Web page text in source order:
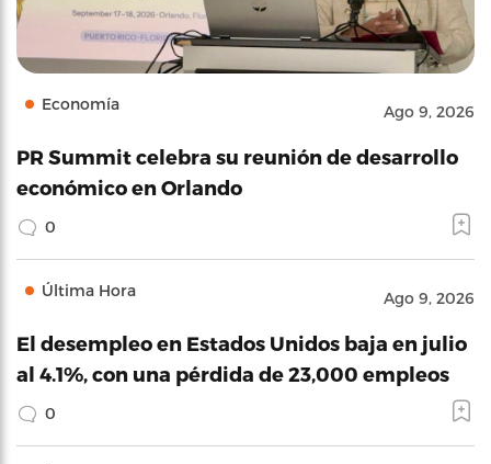
Economía Ago 9, 2026
PR Summit celebra su reunión de desarrollo
económico en Orlando
0
Última Hora Ago 9, 2026
El desempleo en Estados Unidos baja en julio
al 4.1%, con una pérdida de 23,000 empleos
0